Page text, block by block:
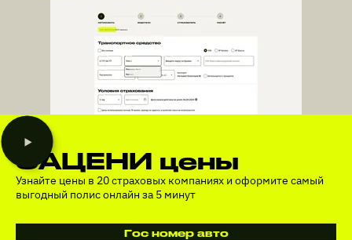
ЗАЦЕНИ цены
Узнайте цены в 20 страховых компаниях и оформите самый
выгодный полис онлайн за 5 минут
Гос номер авто